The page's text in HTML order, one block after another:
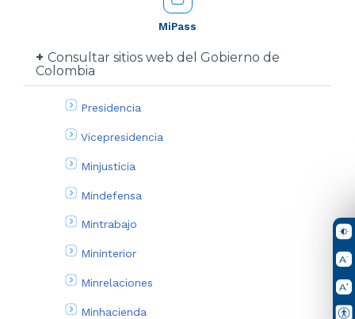
MiPass
Consultar sitios web del Gobierno de
Colombia
Presidencia
Vicepresidencia
Minjusticia
Mindefensa
Mintrabajo
Mininterior
Minrelaciones
Minhacienda